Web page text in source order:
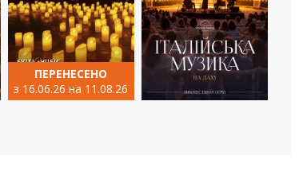
ПЕРЕНЕСЕНО
з 16.06.26 на 11.08.26